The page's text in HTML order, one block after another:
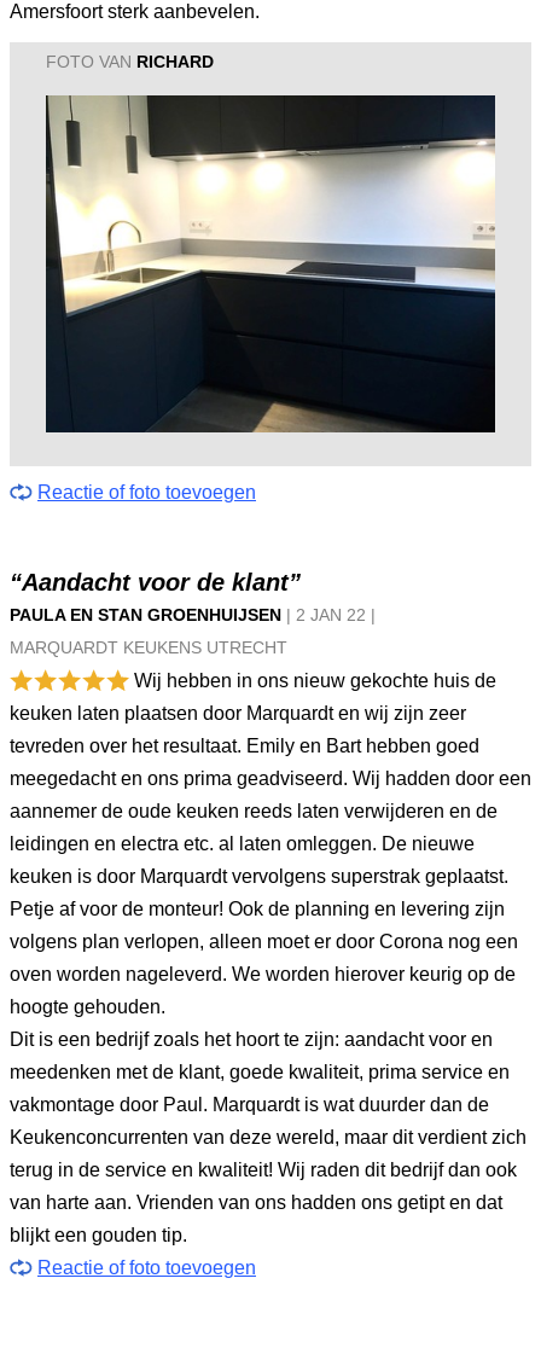
Amersfoort sterk aanbevelen.
FOTO VAN RICHARD
Reactie of foto toevoegen
“Aandacht voor de klant”
PAULA EN STAN GROENHUIJSEN | 2 JAN 22 |
MARQUARDT KEUKENS UTRECHT
Wij hebben in ons nieuw gekochte huis de
keuken laten plaatsen door Marquardt en wij zijn zeer
tevreden over het resultaat. Emily en Bart hebben goed
meegedacht en ons prima geadviseerd. Wij hadden door een
aannemer de oude keuken reeds laten verwijderen en de
leidingen en electra etc. al laten omleggen. De nieuwe
keuken is door Marquardt vervolgens superstrak geplaatst.
Petje af voor de monteur! Ook de planning en levering zijn
volgens plan verlopen, alleen moet er door Corona nog een
oven worden nageleverd. We worden hierover keurig op de
hoogte gehouden.
Dit is een bedrijf zoals het hoort te zijn: aandacht voor en
meedenken met de klant, goede kwaliteit, prima service en
vakmontage door Paul. Marquardt is wat duurder dan de
Keukenconcurrenten van deze wereld, maar dit verdient zich
terug in de service en kwaliteit! Wij raden dit bedrijf dan ook
van harte aan. Vrienden van ons hadden ons getipt en dat
blijkt een gouden tip.
Reactie of foto toevoegen